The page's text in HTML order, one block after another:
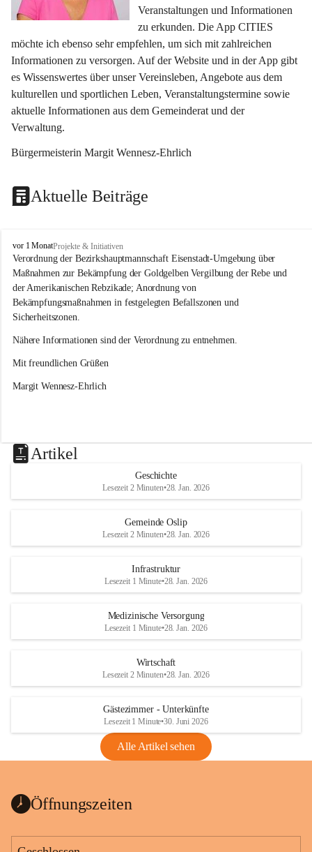
Veranstaltungen und Informationen
zu erkunden. Die App CITIES
möchte ich ebenso sehr empfehlen, um sich mit zahlreichen
Informationen zu versorgen. Auf der Website und in der App gibt
es Wissenswertes über unser Vereinsleben, Angebote aus dem
kulturellen und sportlichen Leben, Veranstaltungstermine sowie
aktuelle Informationen aus dem Gemeinderat und der
Verwaltung.
Bürgermeisterin Margit Wennesz-Ehrlich
Aktuelle Beiträge
O
s
l
i
p
vor 1 MonatProjekte & Initiativen
Verordnung der Bezirkshauptmannschaft Eisenstadt-Umgebung über
Maßnahmen zur Bekämpfung der Goldgelben Vergilbung der Rebe und
der Amerikanischen Rebzikade; Anordnung von
Bekämpfungsmaßnahmen in festgelegten Befallszonen und
Sicherheitszonen.
Nähere Informationen sind der Verordnung zu entnehmen.
Mit freundlichen Grüßen
Margit Wennesz-Ehrlich
Artikel
Geschichte
Lesezeit 2 Minuten•28. Jan. 2026
Gemeinde Oslip
Lesezeit 2 Minuten•28. Jan. 2026
Infrastruktur
Lesezeit 1 Minute•28. Jan. 2026
Medizinische Versorgung
Lesezeit 1 Minute•28. Jan. 2026
Wirtschaft
Lesezeit 2 Minuten•28. Jan. 2026
Gästezimmer - Unterkünfte
Lesezeit 1 Minute•30. Juni 2026
Alle Artikel sehen
Öffnungszeiten